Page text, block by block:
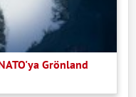
Grönland